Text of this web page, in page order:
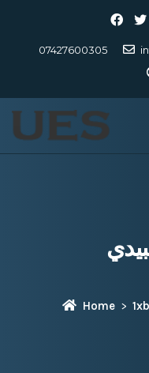
07427600305
Home